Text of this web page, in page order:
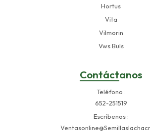
Hortus
Vita
Vilmorin
Vws Buls
Contáctanos
Teléfono
652-251519
Escríbenos